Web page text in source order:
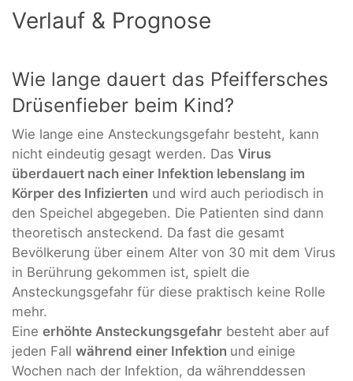
Verlauf & Prognose
Wie lange dauert das Pfeiffersches
Drüsenfieber beim Kind?
Wie lange eine Ansteckungsgefahr besteht, kann
nicht eindeutig gesagt werden. Das Virus
überdauert nach einer Infektion lebenslang im
Körper des Infizierten und wird auch periodisch in
den Speichel abgegeben. Die Patienten sind dann
theoretisch ansteckend. Da fast die gesamt
Bevölkerung über einem Alter von 30 mit dem Virus
in Berührung gekommen ist, spielt die
Ansteckungsgefahr für diese praktisch keine Rolle
mehr.
Eine erhöhte Ansteckungsgefahr besteht aber auf
jeden Fall während einer Infektion und einige
Wochen nach der Infektion, da währenddessen